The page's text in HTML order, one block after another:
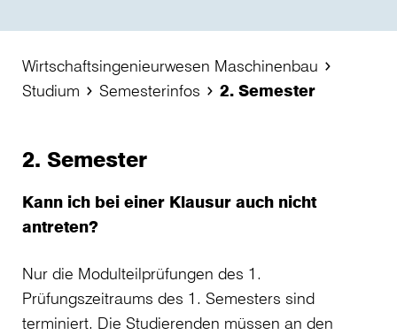
Wirtschaftsingenieurwesen Maschinenbau
Studium
Semesterinfos 2. Semester
2. Semester
Kann ich bei einer Klausur auch nicht
antreten?
Nur die Modulteilprüfungen des 1.
Prüfungszeitraums des 1. Semesters sind
terminiert. Die Studierenden müssen an den